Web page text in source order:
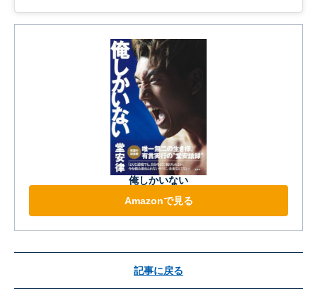
俺しかいない
Amazonで見る
記事に戻る